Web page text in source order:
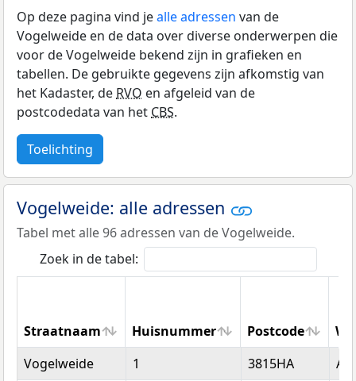
Op deze pagina vind jealle adressen van de
Vogelweide en de data over diverse onderwerpen die
voor de Vogelweide bekend zijn in grafieken en
tabellen. De gebruikte gegevens zijn afkomstig van
het Kadaster, deRVO en afgeleid van de
postcodedata van hetCBS.
Toelichting
Vogelweide: alle adressen
Tabel met alle 96 adressen van de Vogelweide.
Zoek in de tabel:
Straatnaam Huisnummer Postcode
Straatnaam
Huisnummer Postcode
Vogelweide 1 3815HA